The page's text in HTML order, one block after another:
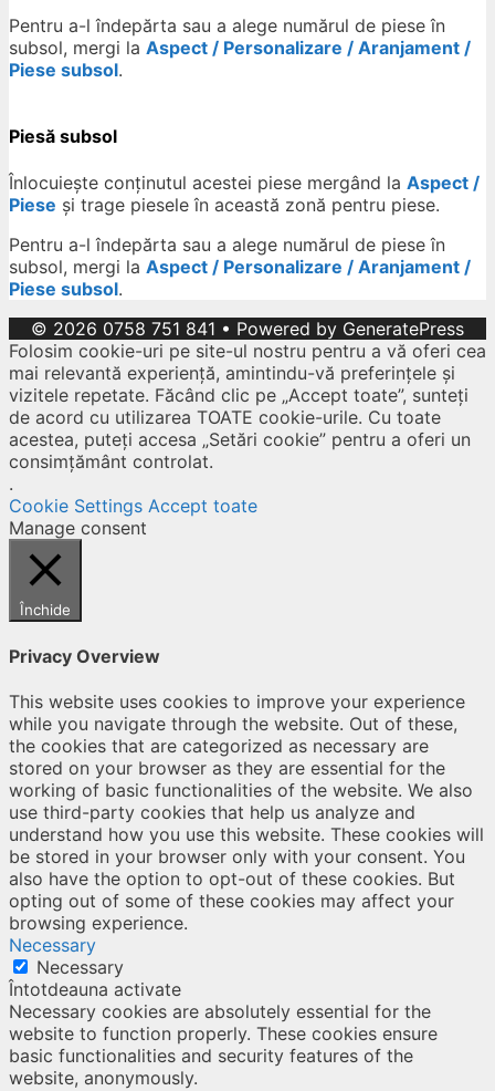
Pentru a-l îndepărta sau a alege numărul de piese în
subsol, mergi la Aspect / Personalizare / Aranjament /
Piese subsol.
Piesă subsol
Înlocuiește conținutul acestei piese mergând la Aspect /
Piese și trage piesele în această zonă pentru piese.
Pentru a-l îndepărta sau a alege numărul de piese în
subsol, mergi la Aspect / Personalizare / Aranjament /
Piese subsol.
© 2026 0758 751 841 • Powered by GeneratePress
Folosim cookie-uri pe site-ul nostru pentru a vă oferi cea
mai relevantă experiență, amintindu-vă preferințele și
vizitele repetate. Făcând clic pe „Accept toate”, sunteți
de acord cu utilizarea TOATE cookie-urile. Cu toate
acestea, puteți accesa „Setări cookie” pentru a oferi un
consimțământ controlat.
.
Cookie Settings Accept toate
Manage consent
Închide
Privacy Overview
This website uses cookies to improve your experience
while you navigate through the website. Out of these,
the cookies that are categorized as necessary are
stored on your browser as they are essential for the
working of basic functionalities of the website. We also
use third-party cookies that help us analyze and
understand how you use this website. These cookies will
be stored in your browser only with your consent. You
also have the option to opt-out of these cookies. But
opting out of some of these cookies may affect your
browsing experience.
Necessary
Necessary
Întotdeauna activate
Necessary cookies are absolutely essential for the
website to function properly. These cookies ensure
basic functionalities and security features of the
website, anonymously.